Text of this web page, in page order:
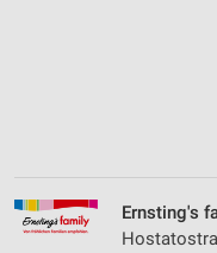
Ernsting's